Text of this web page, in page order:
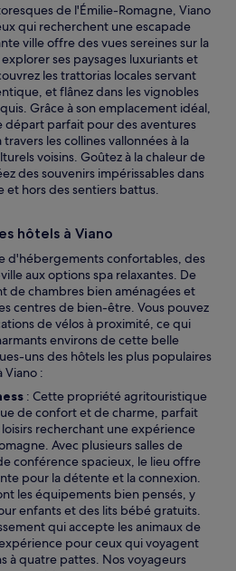
de l'Émilie-Romagne, Viano
qui recherchent une escapade
ville offre des vues sereines sur la
ses paysages luxuriants et
les trattorias locales servant
et flânez dans les vignobles
Grâce à son emplacement idéal,
départ parfait pour des aventures
les collines vallonnées à la
voisins. Goûtez à la chaleur de
des souvenirs impérissables dans
hors des sentiers battus.
hôtels à Viano
d'hébergements confortables, des
aux options spa relaxantes. De
de chambres bien aménagées et
centres de bien-être. Vous pouvez
de vélos à proximité, ce qui
environs de cette belle
uns des hôtels les plus populaires
Viano :
: Cette propriété agritouristique
de confort et de charme, parfait
recherchant une expérience
Avec plusieurs salles de
conférence spacieux, le lieu offre
pour la détente et la connexion.
les équipements bien pensés, y
enfants et des lits bébé gratuits.
qui accepte les animaux de
pour ceux qui voyagent
à quatre pattes. Nos voyageurs